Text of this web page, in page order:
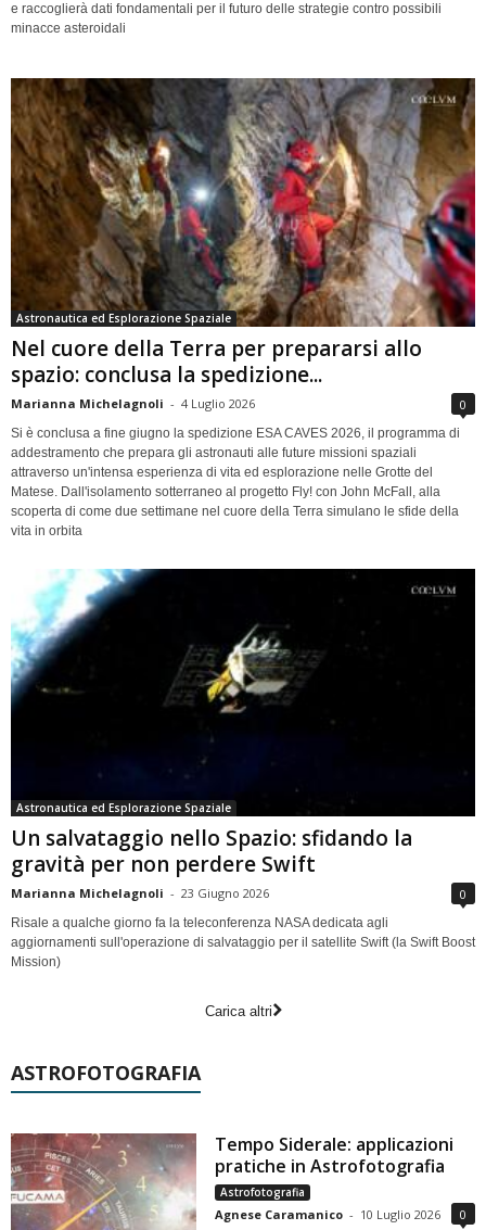
e raccoglierà dati fondamentali per il futuro delle strategie contro possibili
minacce asteroidali
Astronautica ed Esplorazione Spaziale
Nel cuore della Terra per prepararsi allo
spazio: conclusa la spedizione...
Marianna Michelagnoli - 4 Luglio 2026 0
Si è conclusa a fine giugno la spedizione ESA CAVES 2026, il programma di
addestramento che prepara gli astronauti alle future missioni spaziali
attraverso un'intensa esperienza di vita ed esplorazione nelle Grotte del
Matese. Dall'isolamento sotterraneo al progetto Fly! con John McFall, alla
scoperta di come due settimane nel cuore della Terra simulano le sfide della
vita in orbita
Astronautica ed Esplorazione Spaziale
Un salvataggio nello Spazio: sfidando la
gravità per non perdere Swift
Marianna Michelagnoli - 23 Giugno 2026 0
Risale a qualche giorno fa la teleconferenza NASA dedicata agli
aggiornamenti sull'operazione di salvataggio per il satellite Swift (la Swift Boost
Mission)
Carica altri
ASTROFOTOGRAFIA
Tempo Siderale: applicazioni
pratiche in Astrofotografia
Astrofotografia
Agnese Caramanico - 10 Luglio 2026 0